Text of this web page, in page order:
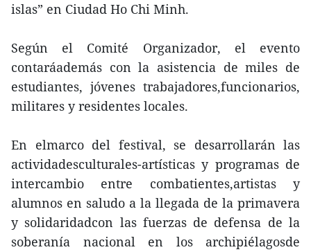
islas” en Ciudad Ho Chi Minh.
Según el Comité Organizador, el evento
contaráademás con la asistencia de miles de
estudiantes, jóvenes trabajadores,funcionarios,
militares y residentes locales.
En elmarco del festival, se desarrollarán las
actividadesculturales-artísticas y programas de
intercambio entre combatientes,artistas y
alumnos en saludo a la llegada de la primavera
y solidaridadcon las fuerzas de defensa de la
soberanía nacional en los archipiélagosde